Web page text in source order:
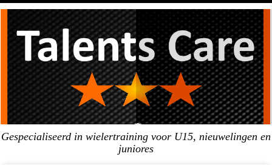
Skip
content
Gespecialiseerd in wielertraining voor U15, nieuwelingen en
juniores